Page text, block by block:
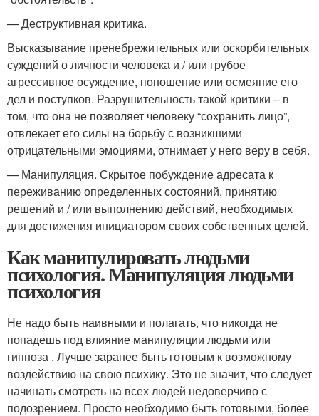
— Деструктивная критика.
Высказывание пренебрежительных или оскорбительных
суждений о личности человека и / или грубое
агрессивное осуждение, поношение или осмеяние его
дел и поступков. Разрушительность такой критики – в
том, что она не позволяет человеку “сохранить лицо”,
отвлекает его силы на борьбу с возникшими
отрицательными эмоциями, отнимает у него веру в себя.
— Манипуляция. Скрытое побуждение адресата к
переживанию определенных состояний, принятию
решений и / или выполнению действий, необходимых
для достижения инициатором своих собственных целей.
Как манипулировать людьми
психология. Манипуляция людьми
психология
Не надо быть наивными и полагать, что никогда не
попадешь под влияние манипуляции людьми или
гипноза . Лучше заранее быть готовым к возможному
воздействию на свою психику. Это не значит, что следует
начинать смотреть на всех людей недоверчиво с
подозрением. Просто необходимо быть готовыми, более